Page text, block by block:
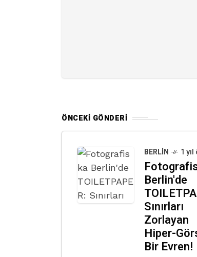
ÖNCEKI GÖNDERI
BERLIN 1
Berlin'de
Sınırları
Zorlayan
Hiper-
Bir Evren!